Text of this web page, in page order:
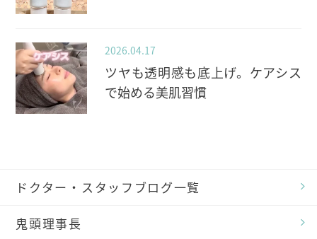
2026.04.17
ツヤも透明感も底上げ。ケアシス
で始める美肌習慣
ドクター・スタッフブログ一覧
鬼頭理事長